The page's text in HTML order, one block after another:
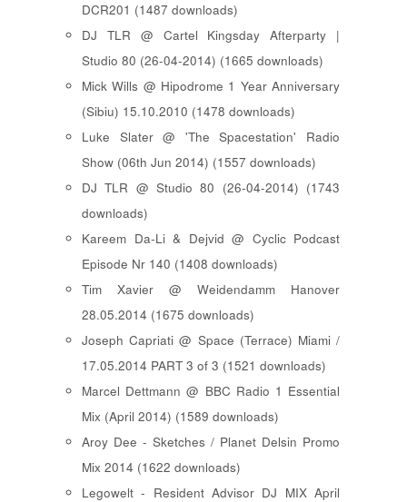
DCR201 (1487 downloads)
DJ TLR @ Cartel Kingsday Afterparty |
Studio 80 (26-04-2014) (1665 downloads)
Mick Wills @ Hipodrome 1 Year Anniversary
(Sibiu) 15.10.2010 (1478 downloads)
Luke Slater @ 'The Spacestation' Radio
Show (06th Jun 2014) (1557 downloads)
DJ TLR @ Studio 80 (26-04-2014) (1743
downloads)
Kareem Da-Li & Dejvid @ Cyclic Podcast
Episode Nr 140 (1408 downloads)
Tim Xavier @ Weidendamm Hanover
28.05.2014 (1675 downloads)
Joseph Capriati @ Space (Terrace) Miami /
17.05.2014 PART 3 of 3 (1521 downloads)
Marcel Dettmann @ BBC Radio 1 Essential
Mix (April 2014) (1589 downloads)
Aroy Dee - Sketches / Planet Delsin Promo
Mix 2014 (1622 downloads)
Legowelt - Resident Advisor DJ MIX April